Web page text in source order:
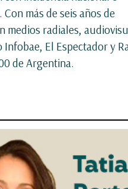
más de seis años de
medios radiales,
Infobae, El Espectador y
de Argentina.